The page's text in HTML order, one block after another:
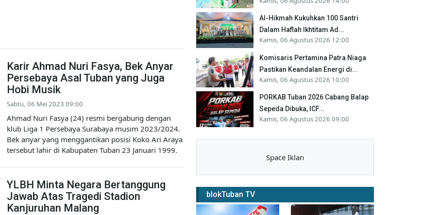
Karir Ahmad Nuri Fasya, Bek Anyar
Persebaya Asal Tuban yang Juga
Hobi Musik
Sabtu, 06 Mei 2023 09:00
Ahmad Nuri Fasya (24) resmi bergabung dengan
klub Liga 1 Persebaya Surabaya musim 2023/2024.
Bek anyar yang menggantikan posisi Koko Ari Araya
tersebut lahir di Kabupaten Tuban 23 Januari 1999.
YLBH Minta Negara Bertanggung
Jawab Atas Tragedi Stadion
Kanjuruhan Malang
Al-Hikmah Kukuhkan 100 Santri
Dalam Haflah Ikhtitam Ad...
Kamis, 06 Agustus 2026 12:00
Komisaris Pertamina Patra Niaga
Pastikan Keandalan Energi di...
Kamis, 06 Agustus 2026 10:00
PORKAB Tuban 2026 Cabang Balap
Sepeda Dibuka, ICF...
Kamis, 06 Agustus 2026 09:00
Space Iklan
blokTuban TV